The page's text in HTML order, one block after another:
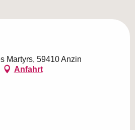
Martyrs, 59410 Anzin
Anfahrt